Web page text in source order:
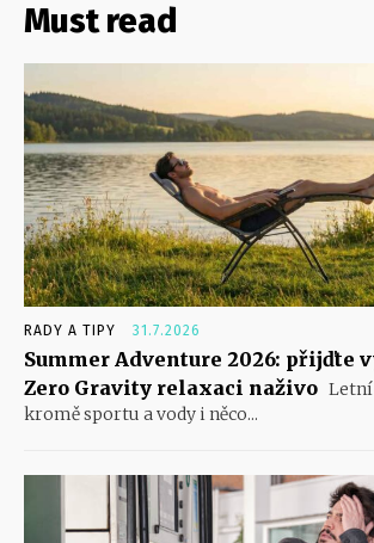
Must read
RADY A TIPY 31.7.2026
Summer Adventure 2026: přijďte
Zero Gravity relaxaci naživo Letní
kromě sportu a vody i něco...